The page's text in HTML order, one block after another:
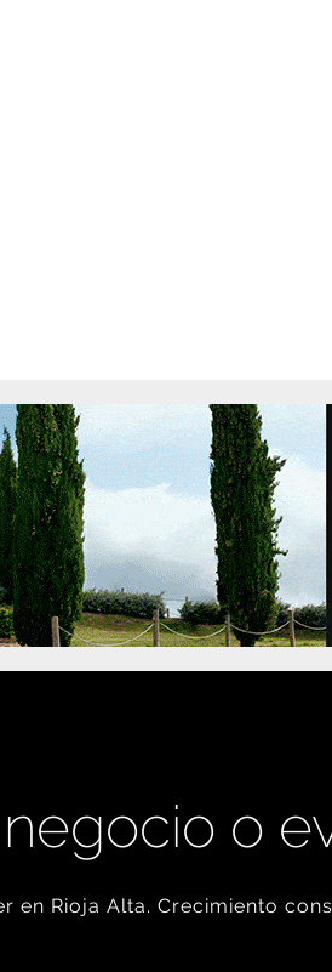
o
en Rioja Alta. Crecimiento